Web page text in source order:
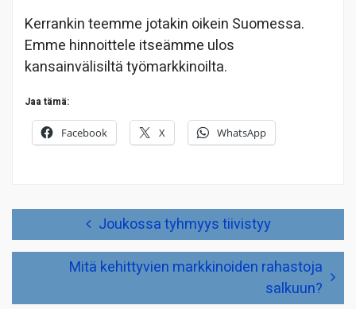
Kerrankin teemme jotakin oikein Suomessa.
Emme hinnoittele itseämme ulos
kansainvälisiltä työmarkkinoilta.
Jaa tämä:
Facebook X WhatsApp
Joukossa tyhmyys tiivistyy
Mitä kehittyvien markkinoiden rahastoja
salkuun?